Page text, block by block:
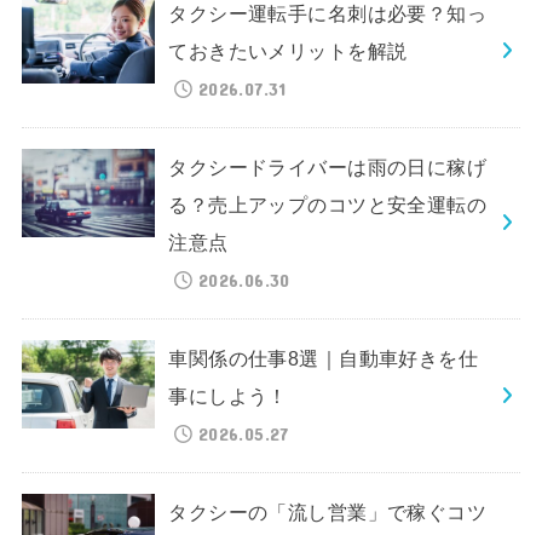
タクシー運転手に名刺は必要？知っ
ておきたいメリットを解説
2026.07.31
タクシードライバーは雨の日に稼げ
る？売上アップのコツと安全運転の
注意点
2026.06.30
車関係の仕事8選｜自動車好きを仕
事にしよう！
2026.05.27
タクシーの「流し営業」で稼ぐコツ